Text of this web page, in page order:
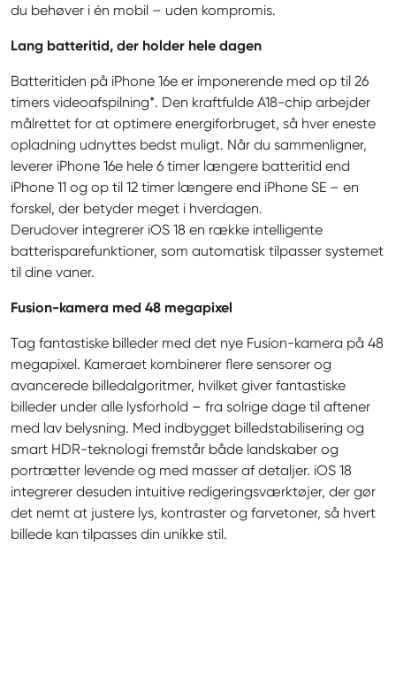
du behøver i én mobil – uden kompromis.
Lang batteritid, der holder hele dagen
Batteritiden på iPhone 16e er imponerende med op til 26
timers videoafspilning*. Den kraftfulde A18-chip arbejder
målrettet for at optimere energiforbruget, så hver eneste
opladning udnyttes bedst muligt. Når du sammenligner,
leverer iPhone 16e hele 6 timer længere batteritid end
iPhone 11 og op til 12 timer længere end iPhone SE – en
forskel, der betyder meget i hverdagen.
Derudover integrerer iOS 18 en række intelligente
batterisparefunktioner, som automatisk tilpasser systemet
til dine vaner.
Fusion-kamera med 48 megapixel
Tag fantastiske billeder med det nye Fusion-kamera på 48
megapixel. Kameraet kombinerer flere sensorer og
avancerede billedalgoritmer, hvilket giver fantastiske
billeder under alle lysforhold – fra solrige dage til aftener
med lav belysning. Med indbygget billedstabilisering og
smart HDR-teknologi fremstår både landskaber og
portrætter levende og med masser af detaljer. iOS 18
integrerer desuden intuitive redigeringsværktøjer, der gør
det nemt at justere lys, kontraster og farvetoner, så hvert
billede kan tilpasses din unikke stil.